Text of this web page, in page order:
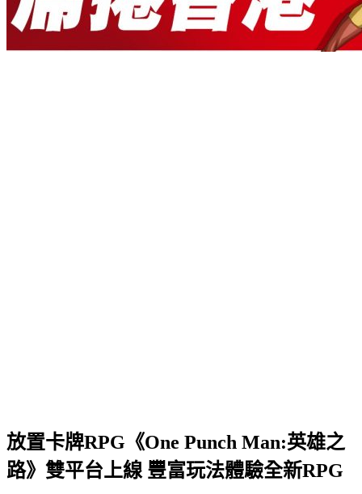
放置卡牌RPG《One Punch Man:英雄之
路》雙平台上線 豐富玩法體驗全新RPG